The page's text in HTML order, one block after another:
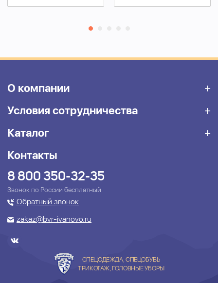
О компании
Условия сотрудничества
Каталог
Контакты
8 800 350-32-35
Звонок по России бесплатный
Обратный звонок
zakaz@bvr-ivanovo.ru
СПЕЦОДЕЖДА, СПЕЦОБУВЬ
ТРИКОТАЖ, ГОЛОВНЫЕ УБОРЫ